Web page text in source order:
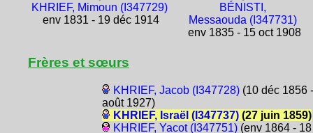
KHRIEF, Mimoun (I347729)
env 1831 - 19 déc 1914
BÉNISTI,
Messaouda (I347731)
env 1835 - 15 oct 1908
Frères et sœurs
KHRIEF, Jacob (I347728)(10 déc 1856
août 1927)
KHRIEF, Israël (I347737)(27 juin 1859)
KHRIEF, Yacot (I347751)(env 1864 - 18